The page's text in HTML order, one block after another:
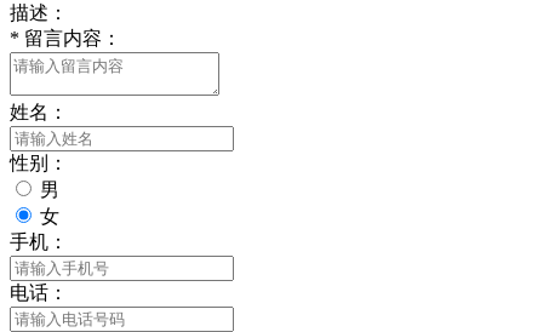
描述：
* 留言内容：
姓名：
性别：
男
女
手机：
电话：